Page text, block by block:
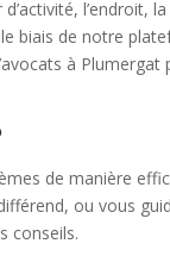
l’endroit, la
biais de notre
à Plumergat
de manière
ou vous
conseils.